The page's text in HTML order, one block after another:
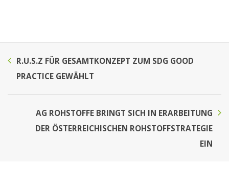
R.U.S.Z FÜR GESAMTKONZEPT ZUM SDG GOOD
PRACTICE GEWÄHLT
AG ROHSTOFFE BRINGT SICH IN ERARBEITUNG
DER ÖSTERREICHISCHEN ROHSTOFFSTRATEGIE
EIN